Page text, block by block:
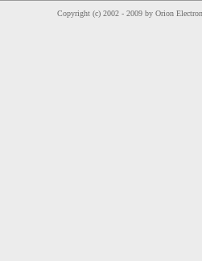
Copyright (c) 2002 - 2009 by Orion